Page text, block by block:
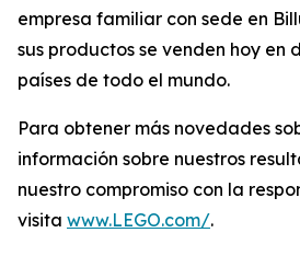
empresa familiar con sede en
sus productos se venden hoy en
países de todo el mundo.
Para obtener más novedades
información sobre nuestros
nuestro compromiso con la
visita www.LEGO.com/.